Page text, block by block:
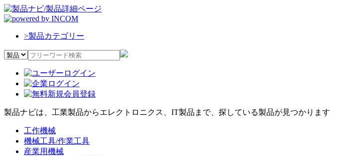
>製品カテゴリー
製品ナビは、工業製品からエレクトロニクス、IT製品まで、探している製品が見つかります
工作機械
機械工具/作業工具
産業用機械